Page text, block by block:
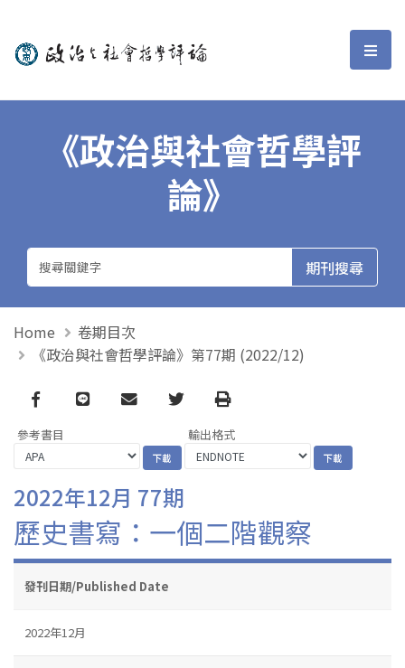
政治與社會哲學評論 選
《政治與社會哲學評
論》
Home
卷期目次
《政治與社會哲學評論》第77期 (2022/12)
Facebook
line email TwitterPrint
參考書目 輸出格式
2022年12月 77期
歷史書寫：一個二階觀察
發刊日期/Published Date
2022年12月